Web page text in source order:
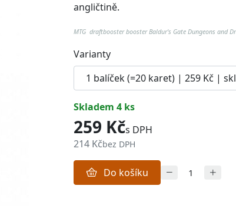
angličtině.
MTG draftbooster booster Baldur's Gate Dungeons and
Varianty
skladem 4 ks
259 Kčs DPH
214 Kčbez DPH
Do košíku